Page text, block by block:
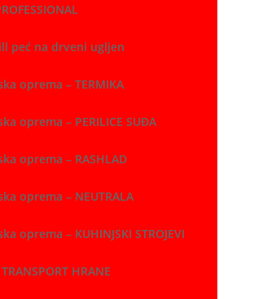
peć na drveni ugljen
oprema – TERMIKA
oprema – PERILICE SUĐA
oprema – RASHLAD
oprema – NEUTRALA
oprema – KUHINJSKI STROJEVI
HRANE